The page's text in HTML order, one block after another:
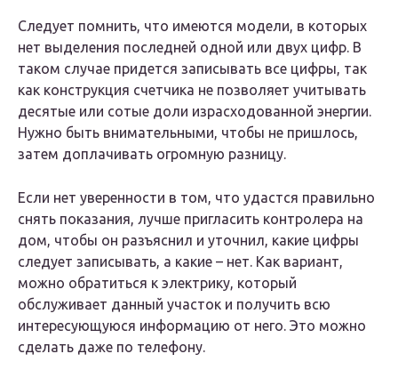
Следует помнить, что имеются модели, в которых
нет выделения последней одной или двух цифр. В
таком случае придется записывать все цифры, так
как конструкция счетчика не позволяет учитывать
десятые или сотые доли израсходованной энергии.
Нужно быть внимательными, чтобы не пришлось,
затем доплачивать огромную разницу.
Если нет уверенности в том, что удастся правильно
снять показания, лучше пригласить контролера на
дом, чтобы он разъяснил и уточнил, какие цифры
следует записывать, а какие – нет. Как вариант,
можно обратиться к электрику, который
обслуживает данный участок и получить всю
интересующуюся информацию от него. Это можно
сделать даже по телефону.